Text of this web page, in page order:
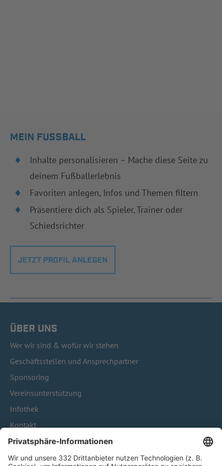
MEIN FUSSBALL
Inhalte personalisieren – Mache diese Seite zu
deinem Fußballerlebnis
Favoriten anlegen, Infos und Themen filtern
Präsentiere dich als Spieler, Trainer oder
Schiedsrichter
JETZT PROFIL ANLEGEN
ÜBER UNS
Wer wir sind & wofür wir stehen
Geschäftsstellen und Ansprechpartner
Sponsoring
Vereinsunterstützung
Infothek
Kontakt
HÄUFIG BESUCHTE SEITEN